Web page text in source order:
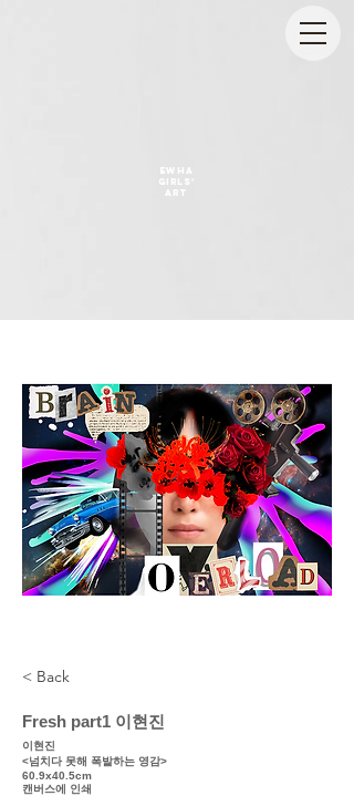
EWHA
GIRLS'
ART
< Back
Fresh part1 이현진
이현진
<넘치다 못해 폭발하는 영감>
60.9x40.5cm
캔버스에 인쇄